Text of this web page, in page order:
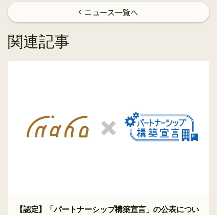
chevron_left ニュース一覧へ
関連記事
【認定】「パートナーシップ構築宣言」の公表につい